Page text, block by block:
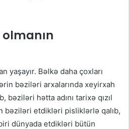
yaşayır. Bəlkə daha çoxları
bəziləri arxalarında xeyirxah
hətta adını tarixə qızıl
bəziləri etdikləri pisliklərlə qalıb,
dünyada etdikləri bütün